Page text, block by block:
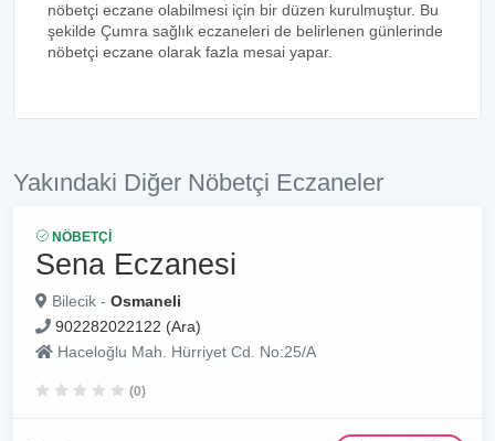
nöbetçi eczane olabilmesi için bir düzen kurulmuştur. Bu
şekilde Çumra sağlık eczaneleri de belirlenen günlerinde
nöbetçi eczane olarak fazla mesai yapar.
Yakındaki Diğer Nöbetçi Eczaneler
NÖBETÇI
Sena Eczanesi
Bilecik - Osmaneli
902282022122 (Ara)
Haceloğlu Mah. Hürriyet Cd. No:25/A
(0)